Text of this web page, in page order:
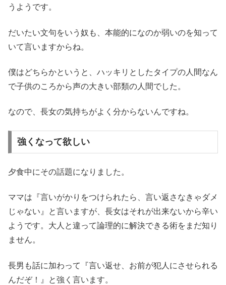
うようです。
だいたい文句をいう奴も、本能的になのか弱いのを知って
いて言いますからね。
僕はどちらかというと、ハッキリとしたタイプの人間なん
で子供のころから声の大きい部類の人間でした。
なので、長女の気持ちがよく分からないんですね。
強くなって欲しい
夕食中にその話題になりました。
ママは『言いがかりをつけられたら、言い返さなきゃダメ
じゃない』と言いますが、長女はそれが出来ないから辛い
ようです。大人と違って論理的に解決できる術をまだ知り
ません。
長男も話に加わって『言い返せ、お前が犯人にさせられる
んだぞ！』と強く言います。